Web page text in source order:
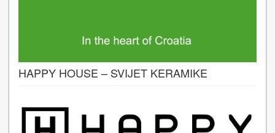
HAPPY HOUSE – SVIJET KERAMIKE